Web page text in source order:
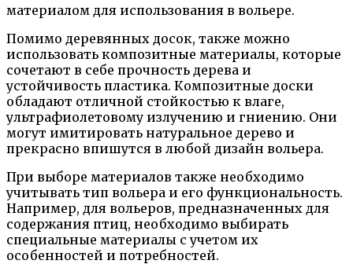
материалом для использования в вольере.
Помимо деревянных досок, также можно
использовать композитные материалы, которые
сочетают в себе прочность дерева и
устойчивость пластика. Композитные доски
обладают отличной стойкостью к влаге,
ультрафиолетовому излучению и гниению. Они
могут имитировать натуральное дерево и
прекрасно впишутся в любой дизайн вольера.
При выборе материалов также необходимо
учитывать тип вольера и его функциональность.
Например, для вольеров, предназначенных для
содержания птиц, необходимо выбирать
специальные материалы с учетом их
особенностей и потребностей.